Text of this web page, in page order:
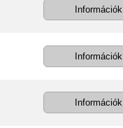
Információk
Információk
Információk